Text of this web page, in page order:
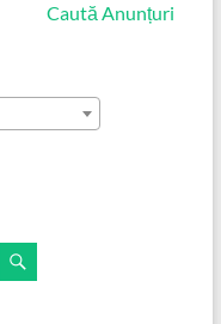
Caută Anunțuri